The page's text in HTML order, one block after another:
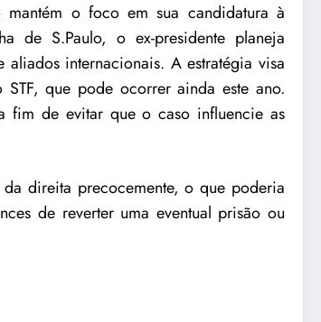
o foco em sua candidatura à
de S.Paulo, o ex-presidente planeja
internacionais. A estratégia visa
que pode ocorrer ainda este ano.
fim de evitar que o caso influencie as
direita precocemente, o que poderia
de reverter uma eventual prisão ou